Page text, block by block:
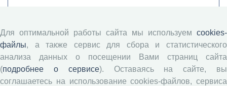
Журналы ВолНЦ РАН
Экономические и социальные перемены
Проблемы развития территории
Для оптимальной работы сайта мы используем cookies-
файлы, а также сервис для сбора и статистического
анализа данных о посещении Вами страниц сайта
(подробнее о сервисе). Оставаясь на сайте, вы
соглашаетесь на использование cookies-файлов, сервиса